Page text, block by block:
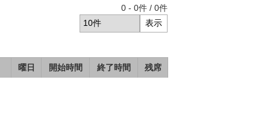
0 - 0件 / 0件
曜日 開始時間 終了時間 残席